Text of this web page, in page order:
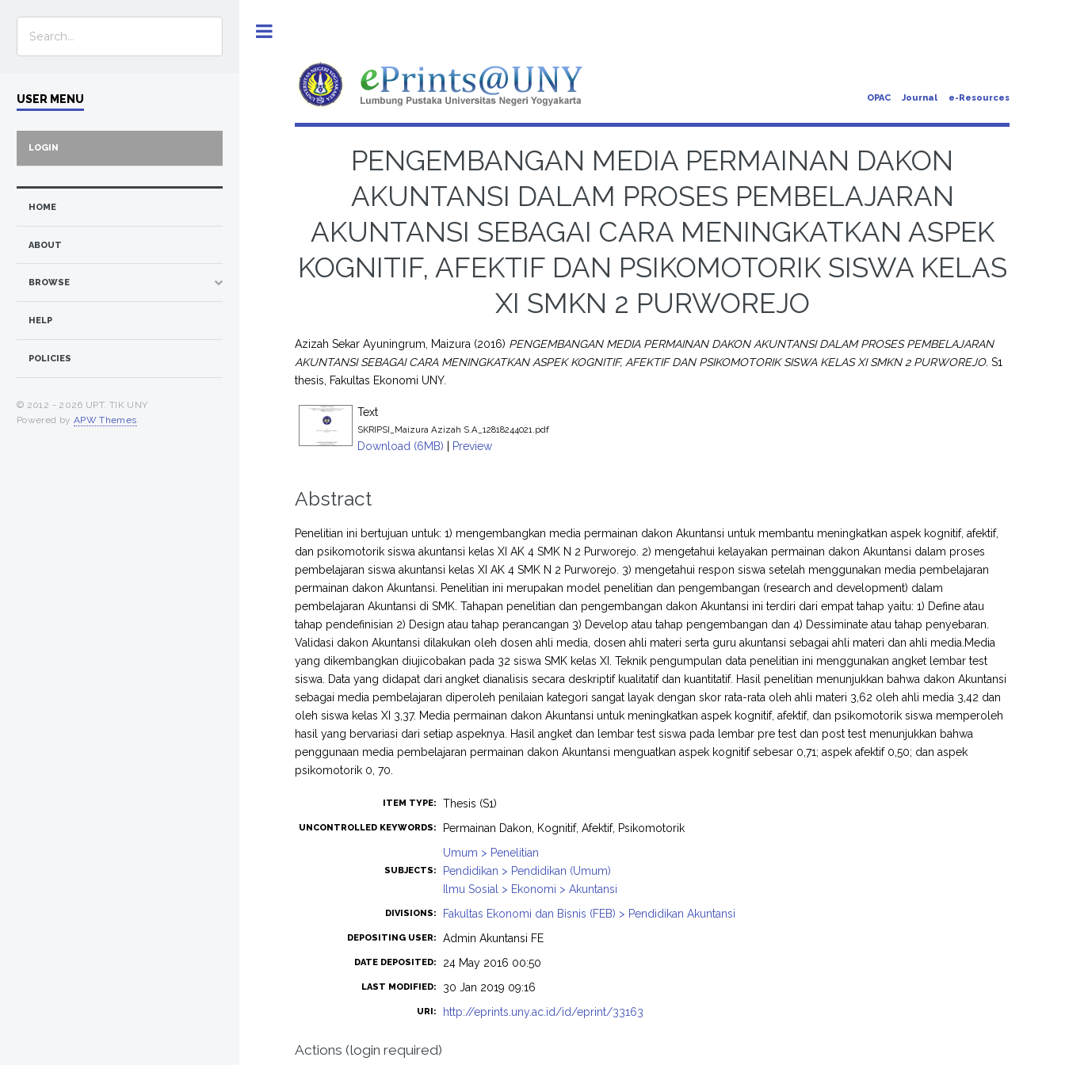
OPAC Journal e-Resources
PENGEMBANGAN MEDIA PERMAINAN DAKON
AKUNTANSI DALAM PROSES PEMBELAJARAN
AKUNTANSI SEBAGAI CARA MENINGKATKAN ASPEK
KOGNITIF, AFEKTIF DAN PSIKOMOTORIK SISWA KELAS
XI SMKN 2 PURWOREJO
Azizah Sekar Ayuningrum, Maizura (2016) PENGEMBANGAN MEDIA PERMAINAN DAKON AKUNTANSI DALAM PROSES PEMBELAJARAN
AKUNTANSI SEBAGAI CARA MENINGKATKAN ASPEK KOGNITIF, AFEKTIF DAN PSIKOMOTORIK SISWA KELAS XI SMKN 2 PURWOREJO. S1
thesis, Fakultas Ekonomi UNY.
Text
SKRIPSI_Maizura Azizah S.A_12818244021.pdf
Download (6MB) | Preview
Abstract
Penelitian ini bertujuan untuk: 1) mengembangkan media permainan dakon Akuntansi untuk membantu meningkatkan aspek kognitif, afektif,
dan psikomotorik siswa akuntansi kelas XI AK 4 SMK N 2 Purworejo. 2) mengetahui kelayakan permainan dakon Akuntansi dalam proses
pembelajaran siswa akuntansi kelas XI AK 4 SMK N 2 Purworejo. 3) mengetahui respon siswa setelah menggunakan media pembelajaran
permainan dakon Akuntansi. Penelitian ini merupakan model penelitian dan pengembangan (research and development) dalam
pembelajaran Akuntansi di SMK. Tahapan penelitian dan pengembangan dakon Akuntansi ini terdiri dari empat tahap yaitu: 1) Define atau
tahap pendefinisian 2) Design atau tahap perancangan 3) Develop atau tahap pengembangan dan 4) Dessiminate atau tahap penyebaran.
Validasi dakon Akuntansi dilakukan oleh dosen ahli media, dosen ahli materi serta guru akuntansi sebagai ahli materi dan ahli media.Media
yang dikembangkan diujicobakan pada 32 siswa SMK kelas XI. Teknik pengumpulan data penelitian ini menggunakan angket lembar test
siswa. Data yang didapat dari angket dianalisis secara deskriptif kualitatif dan kuantitatif. Hasil penelitian menunjukkan bahwa dakon Akuntansi
sebagai media pembelajaran diperoleh penilaian kategori sangat layak dengan skor rata-rata oleh ahli materi 3,62 oleh ahli media 3,42 dan
oleh siswa kelas XI 3,37. Media permainan dakon Akuntansi untuk meningkatkan aspek kognitif, afektif, dan psikomotorik siswa memperoleh
hasil yang bervariasi dari setiap aspeknya. Hasil angket dan lembar test siswa pada lembar pre test dan post test menunjukkan bahwa
penggunaan media pembelajaran permainan dakon Akuntansi menguatkan aspek kognitif sebesar 0,71; aspek afektif 0,50; dan aspek
psikomotorik 0, 70.
ITEM TYPE: Thesis (S1)
UNCONTROLLED KEYWORDS: Permainan Dakon, Kognitif, Afektif, Psikomotorik
SUBJECTS:
Umum > Penelitian
Pendidikan > Pendidikan (Umum)
Ilmu Sosial > Ekonomi > Akuntansi
DIVISIONS: Fakultas Ekonomi dan Bisnis (FEB) > Pendidikan Akuntansi
DEPOSITING USER: Admin Akuntansi FE
DATE DEPOSITED: 24 May 2016 00:50
LAST MODIFIED: 30 Jan 2019 09:16
URI: http://eprints.uny.ac.id/id/eprint/33163
Actions (login required)
USER MENU
LOGIN
HOME
ABOUT
BROWSE
HELP
POLICIES
© 2012 - 2026 UPT. TIK UNY
Powered by APW Themes